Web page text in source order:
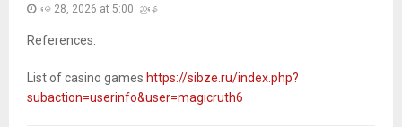
မေ 28, 2026 at 5:00 ညနေ
References:
List of casino games https://sibze.ru/index.php?
subaction=userinfo&user=magicruth6